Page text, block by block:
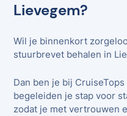
Lievegem?
Wil je binnenkort
stuurbrevet behalen in
Dan ben je bij
begeleiden je stap voor
zodat je met vertrouwen